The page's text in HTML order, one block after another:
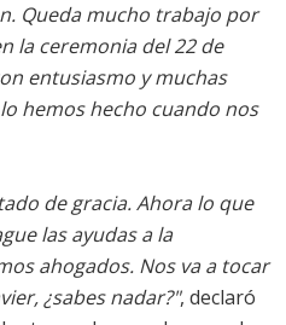
Queda mucho trabajo por
la ceremonia del 22 de
entusiasmo y muchas
hemos hecho cuando nos
de gracia. Ahora lo que
las ayudas a la
ahogados. Nos va a tocar
¿sabes nadar?", declaró